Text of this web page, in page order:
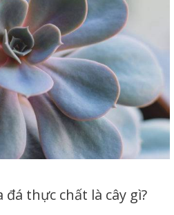
đá thực chất là cây gì?